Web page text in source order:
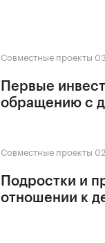
Совместные проекты
Первые
обращению с
Совместные проекты
Подростки и
отношении к